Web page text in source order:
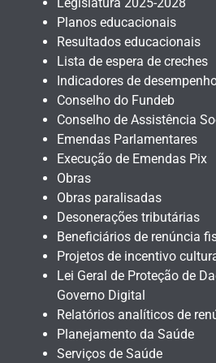
Legislatura 2025-2028
Planos educacionais
Resultados educacionais
Lista de espera de creches
Indicadores de
Conselho do Fundeb
Conselho de Assistência
Emendas Parlamentares
Execução de Emendas Pix
Obras
Obras paralisadas
Desonerações tributárias
Beneficiários de renúncia
Projetos de incentivo
Lei Geral de Proteção de
Governo Digital
Relatórios analíticos de
Planejamento da Saúde
Serviços de Saúde